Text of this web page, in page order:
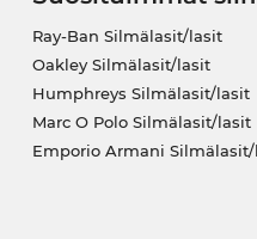
Ray-Ban Silmälasit/lasit
Oakley Silmälasit/lasit
Humphreys Silmälasit/lasit
Marc O Polo Silmälasit/lasit
Emporio Armani